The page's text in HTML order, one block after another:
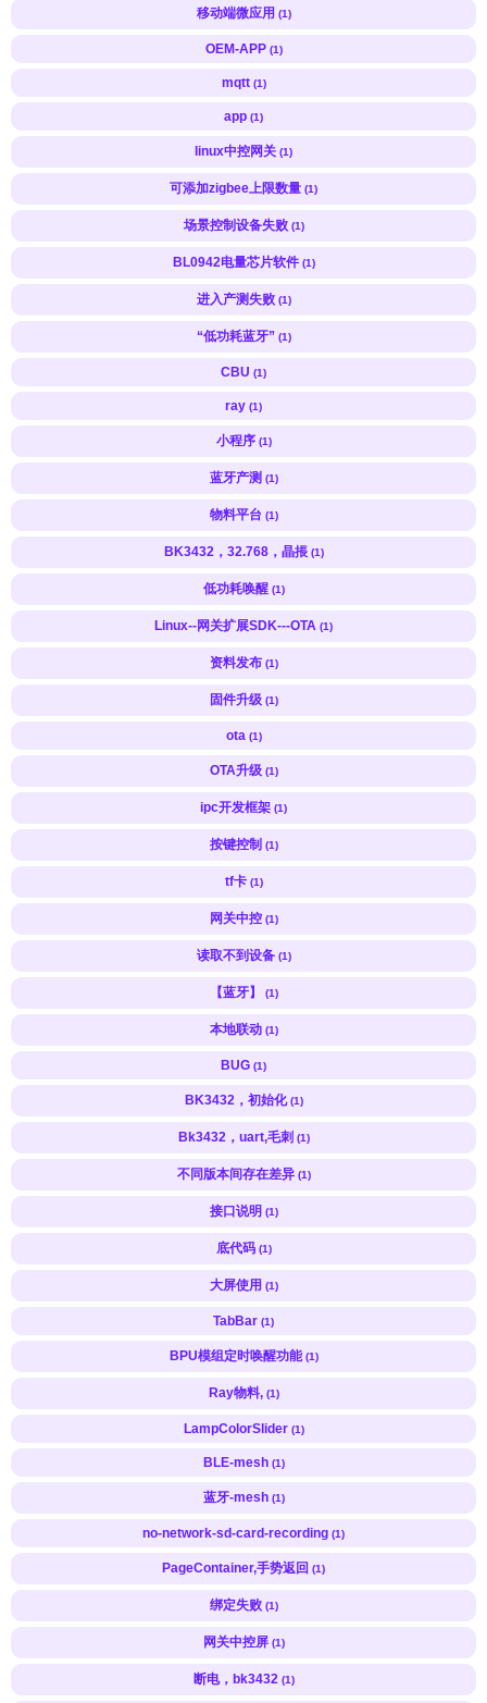
移动端微应用 (1)
OEM-APP (1)
mqtt (1)
app (1)
linux中控网关 (1)
可添加zigbee上限数量 (1)
场景控制设备失败 (1)
BL0942电量芯片软件 (1)
进入产测失败 (1)
“低功耗蓝牙” (1)
CBU (1)
ray (1)
小程序 (1)
蓝牙产测 (1)
物料平台 (1)
BK3432，32.768，晶掁 (1)
低功耗唤醒 (1)
Linux--网关扩展SDK---OTA (1)
资料发布 (1)
固件升级 (1)
ota (1)
OTA升级 (1)
ipc开发框架 (1)
按键控制 (1)
tf卡 (1)
网关中控 (1)
读取不到设备 (1)
【蓝牙】 (1)
本地联动 (1)
BUG (1)
BK3432，初始化 (1)
Bk3432，uart,毛刺 (1)
不同版本间存在差异 (1)
接口说明 (1)
底代码 (1)
大屏使用 (1)
TabBar (1)
BPU模组定时唤醒功能 (1)
Ray物料, (1)
LampColorSlider (1)
BLE-mesh (1)
蓝牙-mesh (1)
no-network-sd-card-recording (1)
PageContainer,手势返回 (1)
绑定失败 (1)
网关中控屏 (1)
断电，bk3432 (1)